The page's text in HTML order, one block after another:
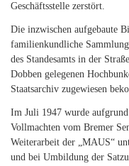
Geschäftsstelle zerstört.
Die inzwischen aufgebaute
familienkundliche
des Standesamts in der
Dobben gelegenen
Staatsarchiv zugewiesen
Im Juli 1947 wurde
Vollmachten vom Bremer
Weiterarbeit der „MAUS“
und bei Umbildung der